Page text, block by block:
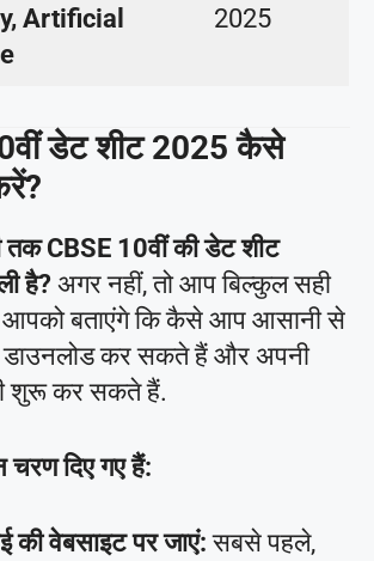
Artificial
2025
डेट शीट 2025 कैसे
CBSE 10वीं की डेट शीट
है? अगर नहीं, तो आप बिल्कुल सही
आपको बताएंगे कि कैसे आप आसानी से
डाउनलोड कर सकते हैं और अपनी
शुरू कर सकते हैं.
दिए गए हैं:
की वेबसाइट पर जाएं: सबसे पहले,